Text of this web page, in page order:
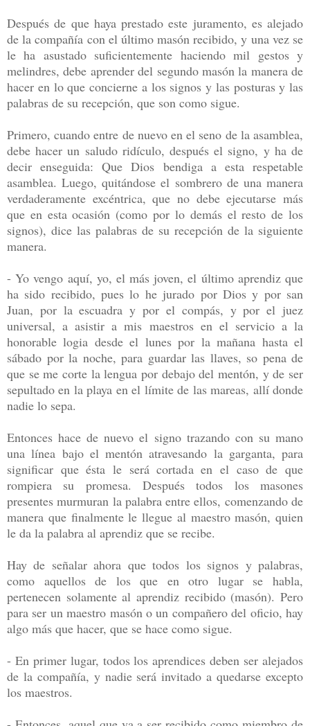
Después de que haya prestado este juramento, es alejado
de la compañía con el último masón recibido, y una vez se
le ha asustado suficientemente haciendo mil gestos y
melindres, debe aprender del segundo masón la manera de
hacer en lo que concierne a los signos y las posturas y las
palabras de su recepción, que son como sigue.
Primero, cuando entre de nuevo en el seno de la asamblea,
debe hacer un saludo ridículo, después el signo, y ha de
decir enseguida: Que Dios bendiga a esta respetable
asamblea. Luego, quitándose el sombrero de una manera
verdaderamente excéntrica, que no debe ejecutarse más
que en esta ocasión (como por lo demás el resto de los
signos), dice las palabras de su recepción de la siguiente
manera.
- Yo vengo aquí, yo, el más joven, el último aprendiz que
ha sido recibido, pues lo he jurado por Dios y por san
Juan, por la escuadra y por el compás, y por el juez
universal, a asistir a mis maestros en el servicio a la
honorable logia desde el lunes por la mañana hasta el
sábado por la noche, para guardar las llaves, so pena de
que se me corte la lengua por debajo del mentón, y de ser
sepultado en la playa en el límite de las mareas, allí donde
nadie lo sepa.
Entonces hace de nuevo el signo trazando con su mano
una línea bajo el mentón atravesando la garganta, para
significar que ésta le será cortada en el caso de que
rompiera su promesa. Después todos los masones
presentes murmuran la palabra entre ellos, comenzando de
manera que finalmente le llegue al maestro masón, quien
le da la palabra al aprendiz que se recibe.
Hay de señalar ahora que todos los signos y palabras,
como aquellos de los que en otro lugar se habla,
pertenecen solamente al aprendiz recibido (masón). Pero
para ser un maestro masón o un compañero del oficio, hay
algo más que hacer, que se hace como sigue.
- En primer lugar, todos los aprendices deben ser alejados
de la compañía, y nadie será invitado a quedarse excepto
los maestros.